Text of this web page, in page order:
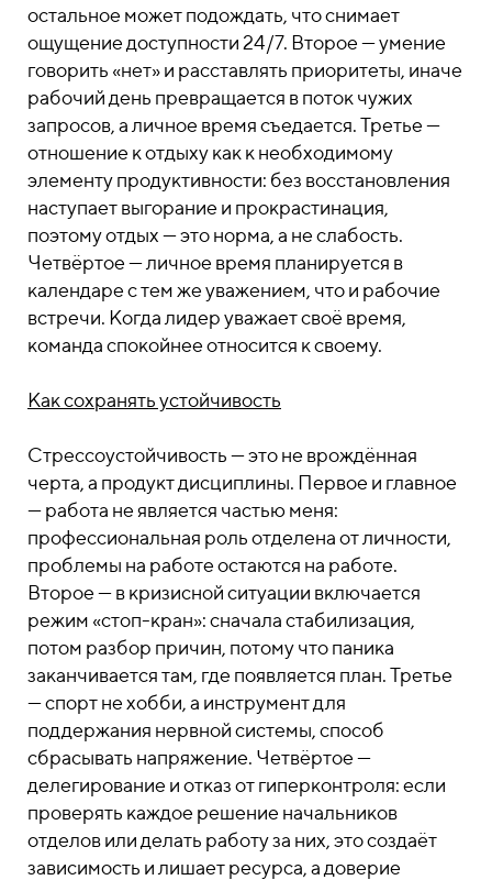
остальное может подождать, что снимает
ощущение доступности 24/7. Второе — умение
говорить «нет» и расставлять приоритеты, иначе
рабочий день превращается в поток чужих
запросов, а личное время съедается. Третье —
отношение к отдыху как к необходимому
элементу продуктивности: без восстановления
наступает выгорание и прокрастинация,
поэтому отдых — это норма, а не слабость.
Четвёртое — личное время планируется в
календаре с тем же уважением, что и рабочие
встречи. Когда лидер уважает своё время,
команда спокойнее относится к своему.
Как сохранять устойчивость
Стрессоустойчивость — это не врождённая
черта, а продукт дисциплины. Первое и главное
— работа не является частью меня:
профессиональная роль отделена от личности,
проблемы на работе остаются на работе.
Второе — в кризисной ситуации включается
режим «стоп-кран»: сначала стабилизация,
потом разбор причин, потому что паника
заканчивается там, где появляется план. Третье
— спорт не хобби, а инструмент для
поддержания нервной системы, способ
сбрасывать напряжение. Четвёртое —
делегирование и отказ от гиперконтроля: если
проверять каждое решение начальников
отделов или делать работу за них, это создаёт
зависимость и лишает ресурса, а доверие